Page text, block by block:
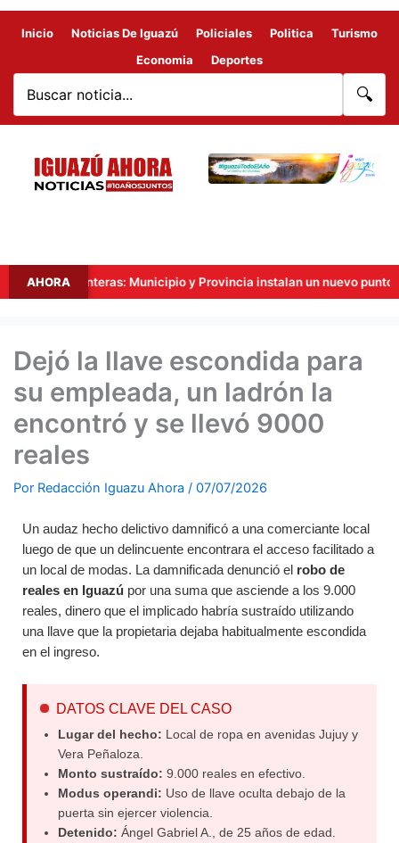
Inicio Noticias De Iguazú Policiales Politica
Turismo
Economia
Deportes
🔍
AHORA
Fronteras: Municipio y Provincia instalan un nuevo punto de
Dejó la llave escondida para
su empleada, un ladrón la
encontró y se llevó 9000
reales
Por Redacción Iguazu Ahora / 07/07/2026
Un audaz hecho delictivo damnificó a una comerciante local
luego de que un delincuente encontrara el acceso facilitado a
un local de modas. La damnificada denunció el robo de
reales en Iguazúpor una suma que asciende a los 9.000
reales, dinero que el implicado habría sustraído utilizando
una llave que la propietaria dejaba habitualmente escondida
en el ingreso.
DATOS CLAVE DEL CASO
Lugar del hecho: Local de ropa en avenidas Jujuy y
Vera Peñaloza.
Monto sustraído: 9.000 reales en efectivo.
Modus operandi: Uso de llave oculta debajo de la
puerta sin ejercer violencia.
Detenido: Ángel Gabriel A., de 25 años de edad.